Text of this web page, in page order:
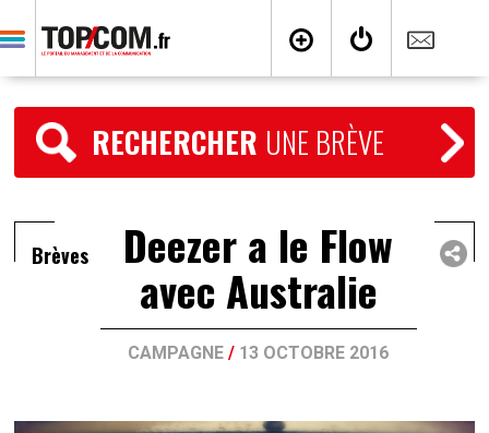
RECHERCHER UNE BRÈVE
Brèves Deezer a le Flow
avec Australie
CAMPAGNE / 13 OCTOBRE 2016